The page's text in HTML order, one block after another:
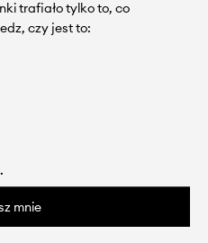
trafiało tylko to, co
czy jest to:
mnie